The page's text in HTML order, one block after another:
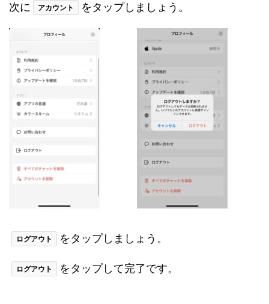
次に アカウント をタップしましょう。
ログアウト をタップしましょう。
ログアウト をタップして完了です。